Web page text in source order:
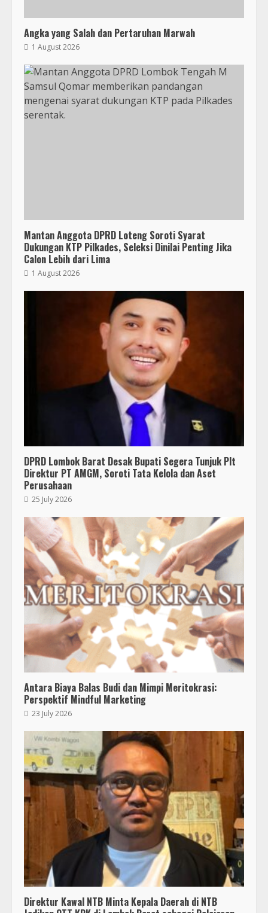
Angka yang Salah dan Pertaruhan Marwah
1 August 2026
Mantan Anggota DPRD Loteng Soroti Syarat
Dukungan KTP Pilkades, Seleksi Dinilai Penting Jika
Calon Lebih dari Lima
1 August 2026
DPRD Lombok Barat Desak Bupati Segera Tunjuk Plt
Direktur PT AMGM, Soroti Tata Kelola dan Aset
Perusahaan
25 July 2026
Antara Biaya Balas Budi dan Mimpi Meritokrasi:
Perspektif Mindful Marketing
23 July 2026
Direktur Kawal NTB Minta Kepala Daerah di NTB
Bukan Sekadar Bersih-Bersih, KKN
UMMAT dan Warga Sesela Perkuat
Ketangguhan Desa dari Risiko
Bencana
18 July 2026
Segini Harga Resmi iPhone 15 di
Indonesia
14 October 2023
KKN 40 UMMAT Bersama BPBD